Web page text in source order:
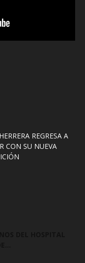
REGRESA A
CON SU NUEVA